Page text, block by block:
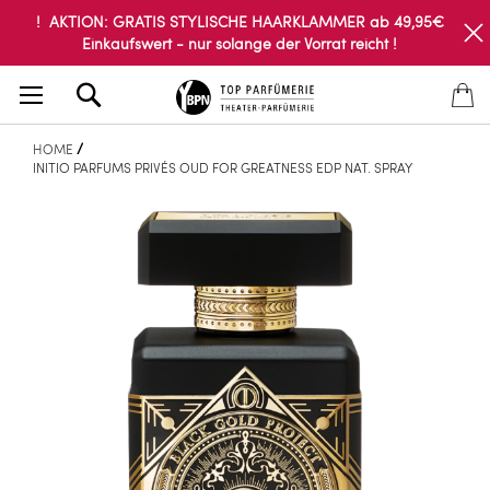
! AKTION: GRATIS STYLISCHE HAARKLAMMER ab 49,95€
Einkaufswert - nur solange der Vorrat reicht !
HOME
INITIO PARFUMS PRIVÉS OUD FOR GREATNESS EDP NAT. SPRAY